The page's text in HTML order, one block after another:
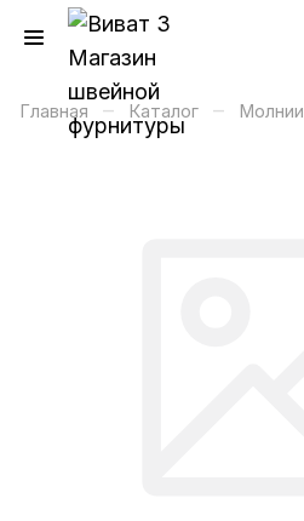
Главная – Каталог – Молнии